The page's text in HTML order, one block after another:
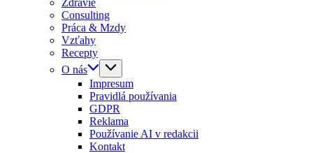
Zdravie
Consulting
Práca & Mzdy
Vzťahy
Recepty
O nás
Impresum
Pravidlá používania
GDPR
Reklama
Používanie AI v redakcii
Kontakt